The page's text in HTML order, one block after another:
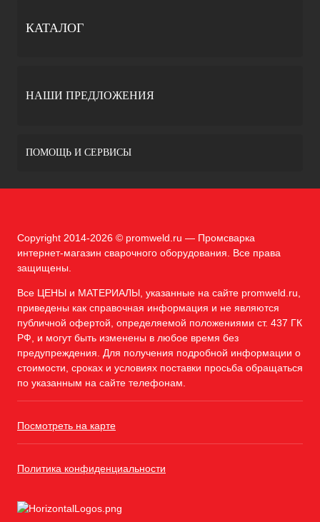
КАТАЛОГ
НАШИ ПРЕДЛОЖЕНИЯ
ПОМОЩЬ И СЕРВИСЫ
Copyright 2014-2026 © promweld.ru — Промсварка
интернет-магазин сварочного оборудования. Все права
защищены.
Все ЦЕНЫ и МАТЕРИАЛЫ, указанные на сайте promweld.ru,
приведены как справочная информация и не являются
публичной офертой, определяемой положениями ст. 437 ГК
РФ, и могут быть изменены в любое время без
предупреждения. Для получения подробной информации о
стоимости, сроках и условиях поставки просьба обращаться
по указанным на сайте телефонам.
Посмотреть на карте
Политика конфиденциальности